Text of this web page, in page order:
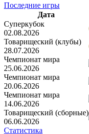
Последние игры
Дата
Суперкубок
02.08.2026
Товарищеский (клубы)
28.07.2026
Чемпионат мира
25.06.2026
Чемпионат мира
20.06.2026
Чемпионат мира
14.06.2026
Товарищеский (сборные)
06.06.2026
Статистика